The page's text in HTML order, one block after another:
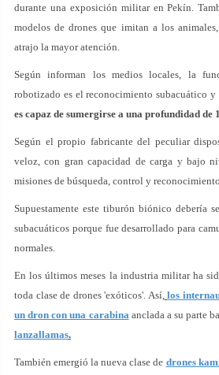
durante una exposición militar en Pekín.
modelos de drones que imitan a los
atrajo la mayor atención.
Según informan los medios locales, la
robotizado es el reconocimiento subacuático
es capaz de sumergirse a una profundidad de
Según el propio fabricante del peculiar
veloz, con gran capacidad de carga y bajo
misiones de búsqueda, control y
Supuestamente este tiburón biónico debería
subacuáticos porque fue desarrollado para
normales.
En los últimos meses la industria militar ha
toda clase de drones 'exóticos'. Así, los
un dron con una carabinaanclada a su parte
lanzallamas.
También emergió la nueva clase de drones